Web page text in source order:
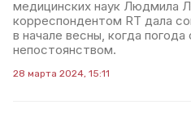
медицинских наук Людмила
корреспондентом RT дала
в начале весны, когда погода
непостоянством.
28 марта 2024, 15:11